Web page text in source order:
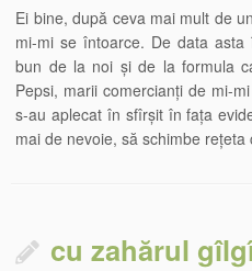
Ei bine, după ceva mai mult de
mi-mi se întoarce. De data
bun de la noi și de la formula
Pepsi, marii comercianți de mi-
s-au aplecat în sfîrșit în fața
mai de nevoie, să schimbe
cu zahărul